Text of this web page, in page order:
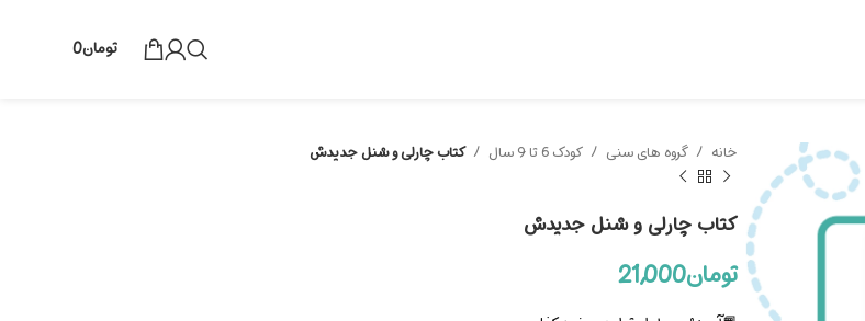
تومان0
خانه گروه های سنی کودک 6 تا 9 سال کتاب چارلی و شنل جدیدش
کتاب چارلی و شنل جدیدش
تومان21,000